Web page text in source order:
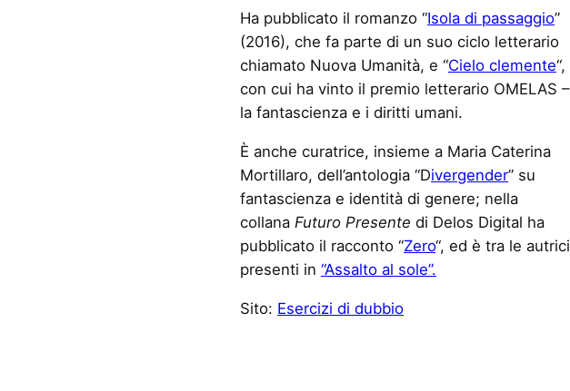
Ha pubblicato il romanzo “Isola di passaggio”
(2016), che fa parte di un suo ciclo letterario
chiamato Nuova Umanità, e “Cielo clemente“,
con cui ha vinto il premio letterario OMELAS –
la fantascienza e i diritti umani.
È anche curatrice, insieme a Maria Caterina
Mortillaro, dell’antologia “Divergender” su
fantascienza e identità di genere; nella
collana Futuro Presente di Delos Digital ha
pubblicato il racconto “Zero“, ed è tra le autrici
presenti in “Assalto al sole”.
Sito: Esercizi di dubbio